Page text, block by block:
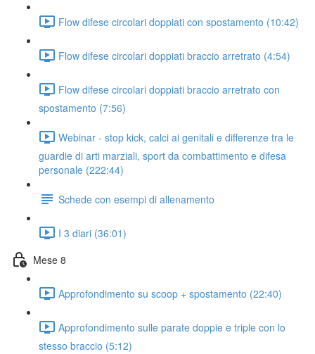
Flow difese circolari doppiati con spostamento (10:42)
Flow difese circolari doppiati braccio arretrato (4:54)
Flow difese circolari doppiati braccio arretrato con
spostamento (7:56)
Webinar - stop kick, calci ai genitali e differenze tra le
guardie di arti marziali, sport da combattimento e difesa
personale (222:44)
Schede con esempi di allenamento
I 3 diari (36:01)
Mese 8
Approfondimento su scoop + spostamento (22:40)
Approfondimento sulle parate doppie e triple con lo
stesso braccio (5:12)